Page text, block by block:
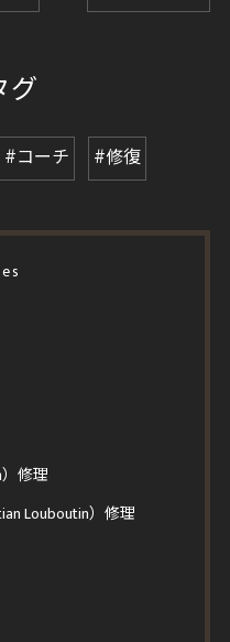
グ
#コーチ #修復
修理
Louboutin）修理